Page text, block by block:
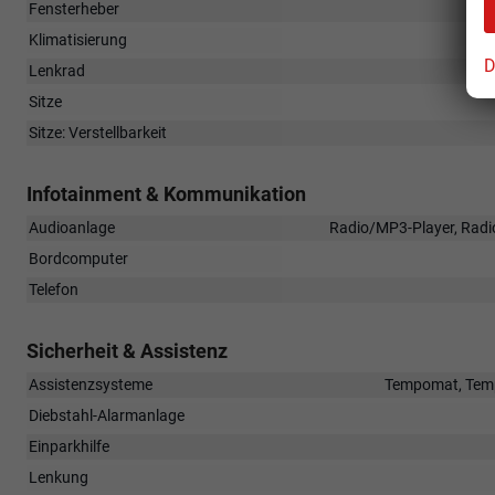
Fensterheber
Klimatisierung
Lenkrad
Sitze
Sitze: Verstellbarkeit
Infotainment & Kommunikation
Audioanlage
Radio/MP3-Player,
Bordcomputer
Telefon
Sicherheit & Assistenz
Assistenzsysteme
Tempomat,
Diebstahl-Alarmanlage
Einparkhilfe
Lenkung